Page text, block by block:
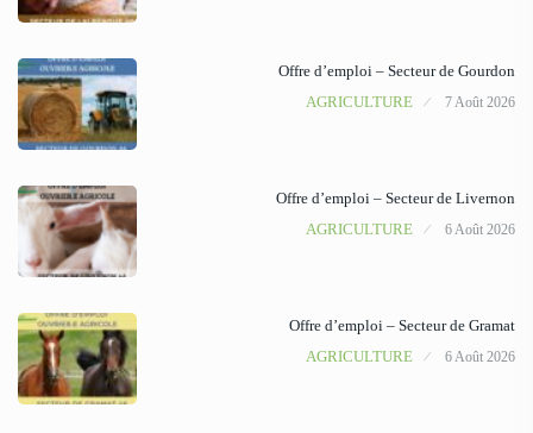
Offre d’emploi – Secteur de Gourdon
AGRICULTURE
7 Août 2026
Offre d’emploi – Secteur de Livernon
AGRICULTURE
6 Août 2026
Offre d’emploi – Secteur de Gramat
AGRICULTURE
6 Août 2026